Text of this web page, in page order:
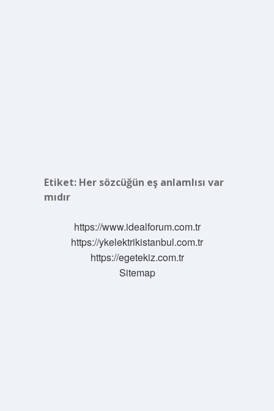
Etiket: Her sözcüğün eş anlamlısı var
mıdır
https://www.idealforum.com.tr
https://ykelektrikistanbul.com.tr
https://egetekiz.com.tr
Sitemap